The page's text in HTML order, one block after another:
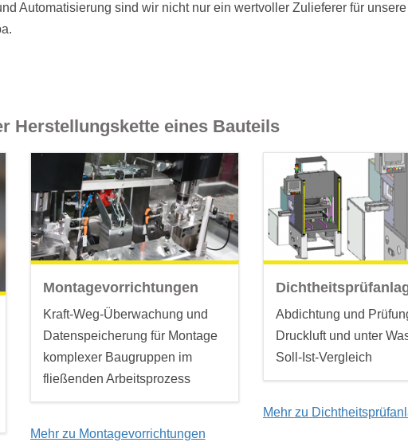
Automatisierung sind wir nicht nur ein wertvoller Zulieferer für
Herstellungskette eines Bauteils
Montagevorrichtungen
Kraft-Weg-Überwachung und
Datenspeicherung für Montage
komplexer Baugruppen im
fließenden Arbeitsprozess
Mehr zu Montagevorrichtungen
Abdichtung und
Druckluft und unter
Soll-Ist-Vergleich
Mehr zu